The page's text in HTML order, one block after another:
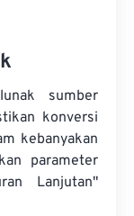
sumber
konversi
kebanyakan
parameter
Lanjutan"